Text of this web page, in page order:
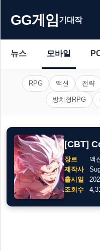
GG게임기대작
뉴스 모바일
RPG 액션 전략
방치형RPG
[CBT]
장르
액
제작사
출시일
조회수